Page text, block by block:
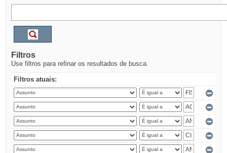
Filtros
Use filtros para refinar os resultados de busca.
Filtros atuais: